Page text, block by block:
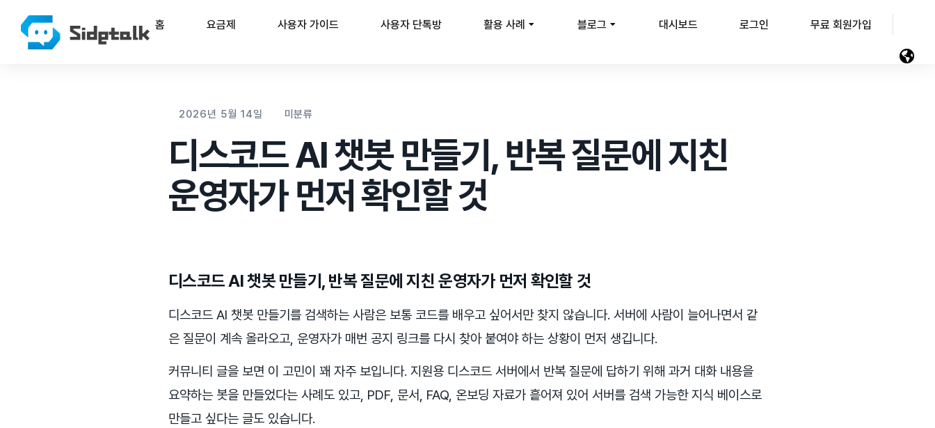
홈 요금제 사용자 가이드 사용자 단톡방 활용 사례 블로그 대시보드 로그인 무료 회원가입
2026년 5월 14일 미분류
디스코드 AI 챗봇 만들기, 반복 질문에 지친
운영자가 먼저 확인할 것
디스코드 AI 챗봇 만들기, 반복 질문에 지친 운영자가 먼저 확인할 것
디스코드 AI 챗봇 만들기를 검색하는 사람은 보통 코드를 배우고 싶어서만 찾지 않습니다. 서버에 사람이 늘어나면서 같
은 질문이 계속 올라오고, 운영자가 매번 공지 링크를 다시 찾아 붙여야 하는 상황이 먼저 생깁니다.
커뮤니티 글을 보면 이 고민이 꽤 자주 보입니다. 지원용 디스코드 서버에서 반복 질문에 답하기 위해 과거 대화 내용을
요약하는 봇을 만들었다는 사례도 있고, PDF, 문서, FAQ, 온보딩 자료가 흩어져 있어 서버를 검색 가능한 지식 베이스로
만들고 싶다는 글도 있습니다.